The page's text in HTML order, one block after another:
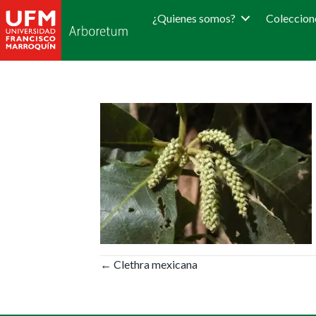
¿Quienes somos?
Posts
← Clethra mexicana